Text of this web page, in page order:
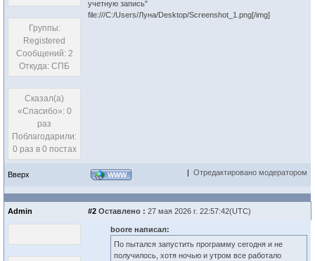
Группы:
Registered
Сообщений: 2
Откуда: СПБ
Сказал(а)
«Спасибо»: 0
раз
Поблагодарили:
0 раз в 0 постах
учетную запись"
file:///C:/Users/Луна/Desktop/Screenshot_1.png[/img]
Вверх WWW | Отредактировано модератором
Admin #2 Оставлено : 27 мая 2026 г. 22:57:42(UTC)
boore написал:
По пытался запустить программу сегодня и не
получилось, хотя ночью и утром все работало